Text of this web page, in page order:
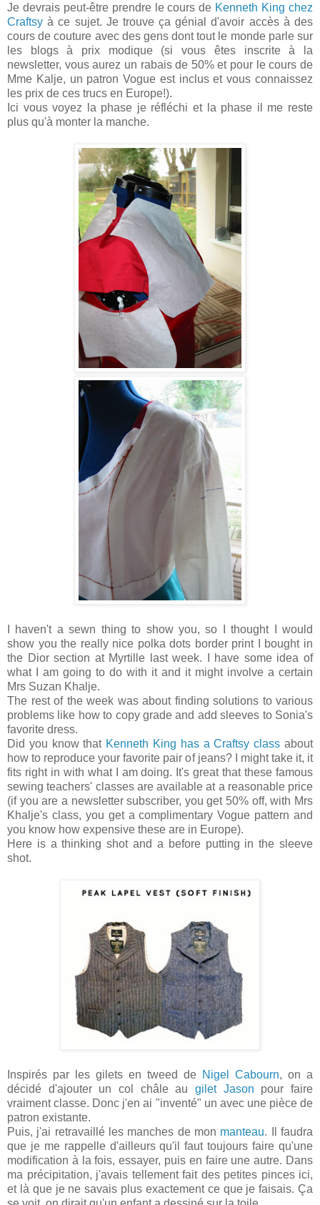
Je devrais peut-être prendre le cours de Kenneth King chez
Craftsy à ce sujet. Je trouve ça génial d'avoir accès à des
cours de couture avec des gens dont tout le monde parle sur
les blogs à prix modique (si vous êtes inscrite à la
newsletter, vous aurez un rabais de 50% et pour le cours de
Mme Kalje, un patron Vogue est inclus et vous connaissez
les prix de ces trucs en Europe!).
Ici vous voyez la phase je réfléchi et la phase il me reste
plus qu'à monter la manche.
I haven't a sewn thing to show you, so I thought I would
show you the really nice polka dots border print I bought in
the Dior section at Myrtille last week. I have some idea of
what I am going to do with it and it might involve a certain
Mrs Suzan Khalje.
The rest of the week was about finding solutions to various
problems like how to copy grade and add sleeves to Sonia's
favorite dress.
Did you know that Kenneth King has a Craftsy class about
how to reproduce your favorite pair of jeans? I might take it, it
fits right in with what I am doing. It's great that these famous
sewing teachers' classes are available at a reasonable price
(if you are a newsletter subscriber, you get 50% off, with Mrs
Khalje's class, you get a complimentary Vogue pattern and
you know how expensive these are in Europe).
Here is a thinking shot and a before putting in the sleeve
shot.
Inspirés par les gilets en tweed de Nigel Cabourn, on a
décidé d'ajouter un col châle au gilet Jason pour faire
vraiment classe. Donc j'en ai "inventé" un avec une pièce de
patron existante.
Puis, j'ai retravaillé les manches de mon manteau. Il faudra
que je me rappelle d'ailleurs qu'il faut toujours faire qu'une
modification à la fois, essayer, puis en faire une autre. Dans
ma précipitation, j'avais tellement fait des petites pinces ici,
et là que je ne savais plus exactement ce que je faisais. Ça